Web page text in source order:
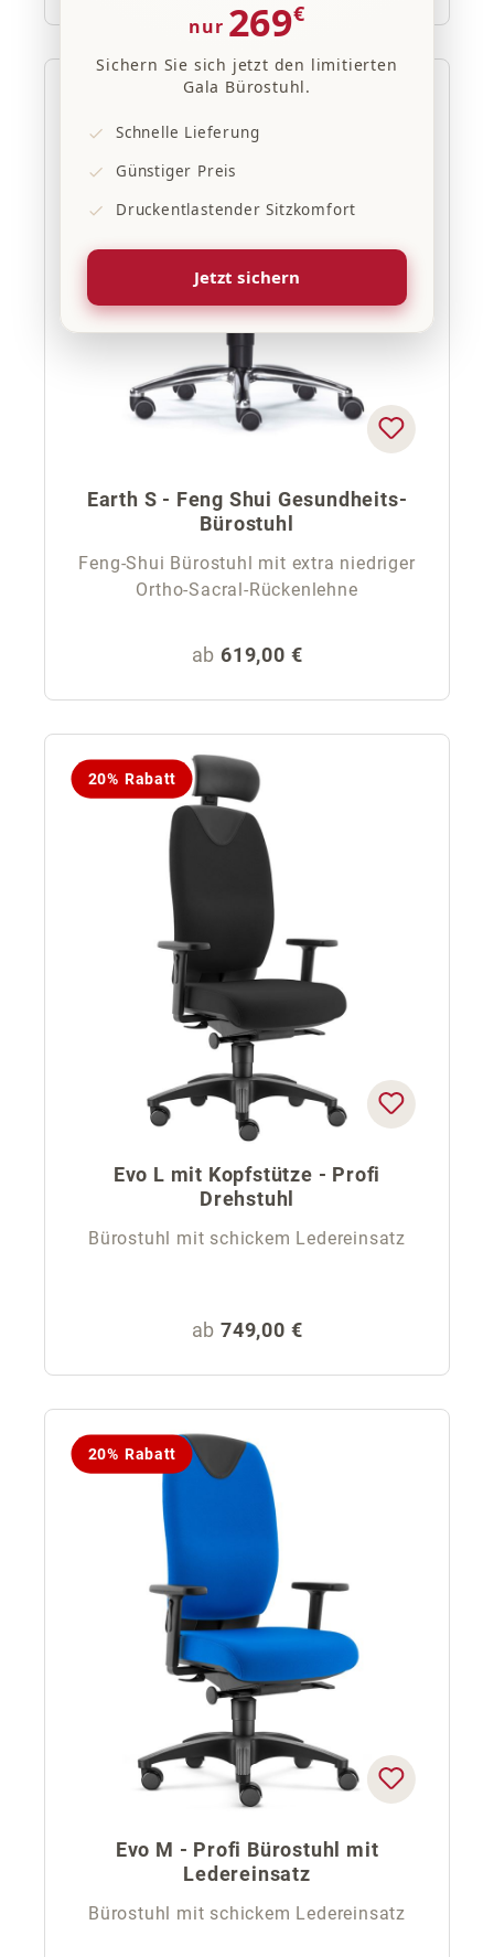
nur 269€
Sichern Sie sich jetzt den limitierten
Gala Bürostuhl.
Schnelle Lieferung
Günstiger Preis
Druckentlastender Sitzkomfort
Jetzt sichern
Earth S - Feng Shui Gesundheits-
Bürostuhl
Feng-Shui Bürostuhl mit extra niedriger
Ortho-Sacral-Rückenlehne
Regulärer Preis:
ab 619,00 €
20% Rabatt
Evo L mit Kopfstütze - Profi
Drehstuhl
Bürostuhl mit schickem Ledereinsatz
Regulärer Preis:
ab 749,00 €
20% Rabatt
Evo M - Profi Bürostuhl mit
Ledereinsatz
Bürostuhl mit schickem Ledereinsatz